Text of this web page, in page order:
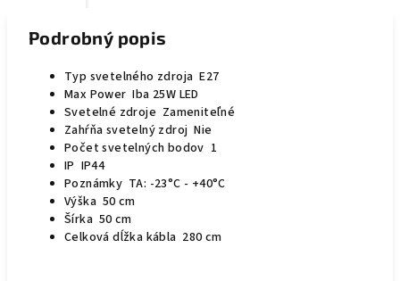
Podrobný popis
Typ svetelného zdroja E27
Max Power Iba 25W LED
Svetelné zdroje Zameniteľné
Zahŕňa svetelný zdroj Nie
Počet svetelných bodov 1
IP IP44
Poznámky TA: -23°C - +40°C
Výška 50 cm
Šírka 50 cm
Celková dĺžka kábla 280 cm